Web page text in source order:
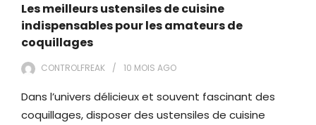
Les meilleurs ustensiles de cuisine
indispensables pour les amateurs de
coquillages
CONTROLFREAK 10 MOIS AGO
Dans l’univers délicieux et souvent fascinant des
coquillages, disposer des ustensiles de cuisine